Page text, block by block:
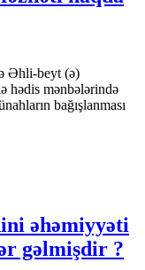
Əhli-beyt (ə)
hədis mənbələrində
bağışlanması
əhəmiyyəti
gəlmişdir ?